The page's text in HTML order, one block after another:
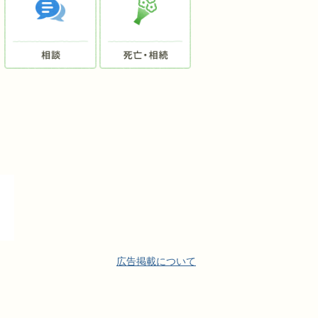
広告掲載について